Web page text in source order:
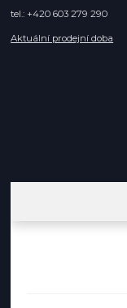
tel.: +420 603 279 290
Aktuální prodejní doba